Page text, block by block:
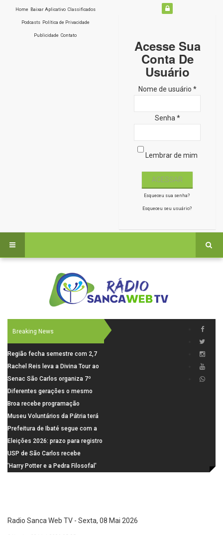
Home Baixar Aplicativo Classificados
Podcasts Política de Privacidade
Publicidade Contato
Acesse Sua
Conta De
Usuário
Nome de usuário *
Senha *
Lembrar de mim
Esqueceu sua senha?
Esqueceu seu usuário?
Breaking News
Região fecha semestre com 2,7
mil novosempregos e retoma
saldo positivo em junho
Rachel Reis leva a Divina Tour ao
interior de São Paulo com shows
inéditos em São Carlos e Jundiaí
Senac São Carlos organiza 7º
Fórum Internacional Senac de
Educadores com debates sobre
pensamento crítico, leitura e
diversidade
Diferentes gerações o mesmo
amor: pais do Saae contam como
a paternidade transformou suas
histórias
Broa recebe programação
esportiva com corrida, vela e
demonstração de paramotor
Museu Voluntários da Pátria terá
horário especial nesta segunda-
feira (10)
Prefeitura de Ibaté segue com a
Campanha do Agasalho segue
durante o mês de agosto
Eleições 2026: prazo para registro
de candidaturas acaba em 15 de
agosto
USP de São Carlos recebe
visitantes para apresentar cursos
'Harry Potter e a Pedra Filosofal'
Radio Sanca Web TV - Sexta, 08 Mai 2026